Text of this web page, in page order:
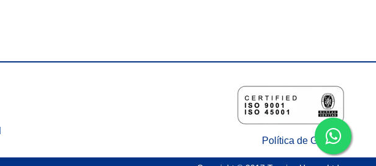
Política de Gestión